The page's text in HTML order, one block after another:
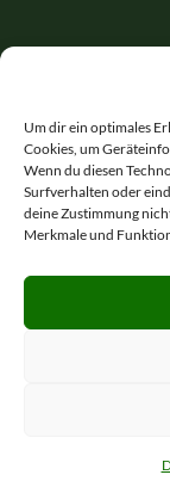
Um dir ein optimales
Cookies, um
Wenn du diesen
Surfverhalten oder
deine Zustimmung
Merkmale und